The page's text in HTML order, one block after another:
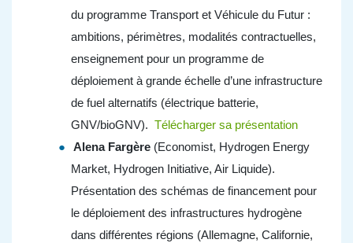
du programme Transport et Véhicule du Futur :
ambitions, périmètres, modalités contractuelles,
enseignement pour un programme de
déploiement à grande échelle d’une infrastructure
de fuel alternatifs (électrique batterie,
GNV/bioGNV). Télécharger sa présentation
Alena Fargère(Economist, Hydrogen Energy
Market, Hydrogen Initiative, Air Liquide).
Présentation des schémas de financement pour
le déploiement des infrastructures hydrogène
dans différentes régions (Allemagne, Californie,